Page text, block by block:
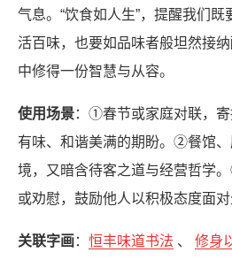
气息。“饮食如人生”，提醒我们
活百味，也要如品味者般坦然接
中修得一份智慧与从容。
使用场景：①春节或家庭对联，
有味、和谐美满的期盼。②餐馆
境，又暗含待客之道与经营哲学
或劝慰，鼓励他人以积极态度面对
关联字画：恒丰味道书法 、修身